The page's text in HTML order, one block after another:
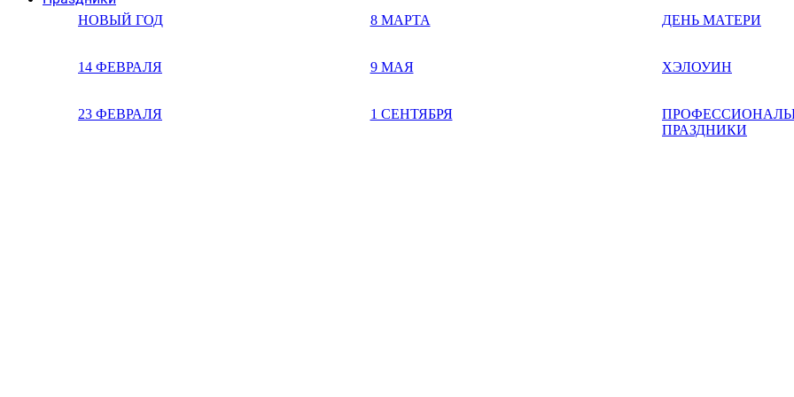
НОВЫЙ ГОД
14 ФЕВРАЛЯ
23 ФЕВРАЛЯ
8 МАРТА
9 МАЯ
1 СЕНТЯБРЯ
ДЕНЬ МАТЕРИ
ХЭЛОУИН
ПРАЗДНИКИ